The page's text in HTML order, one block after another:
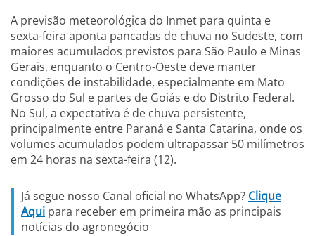
A previsão meteorológica do Inmet para quinta e
sexta-feira aponta pancadas de chuva no Sudeste, com
maiores acumulados previstos para São Paulo e Minas
Gerais, enquanto o Centro-Oeste deve manter
condições de instabilidade, especialmente em Mato
Grosso do Sul e partes de Goiás e do Distrito Federal.
No Sul, a expectativa é de chuva persistente,
principalmente entre Paraná e Santa Catarina, onde os
volumes acumulados podem ultrapassar 50 milímetros
em 24 horas na sexta-feira (12).
Já segue nosso Canal oficial no WhatsApp? Clique
Aqui para receber em primeira mão as principais
notícias do agronegócio